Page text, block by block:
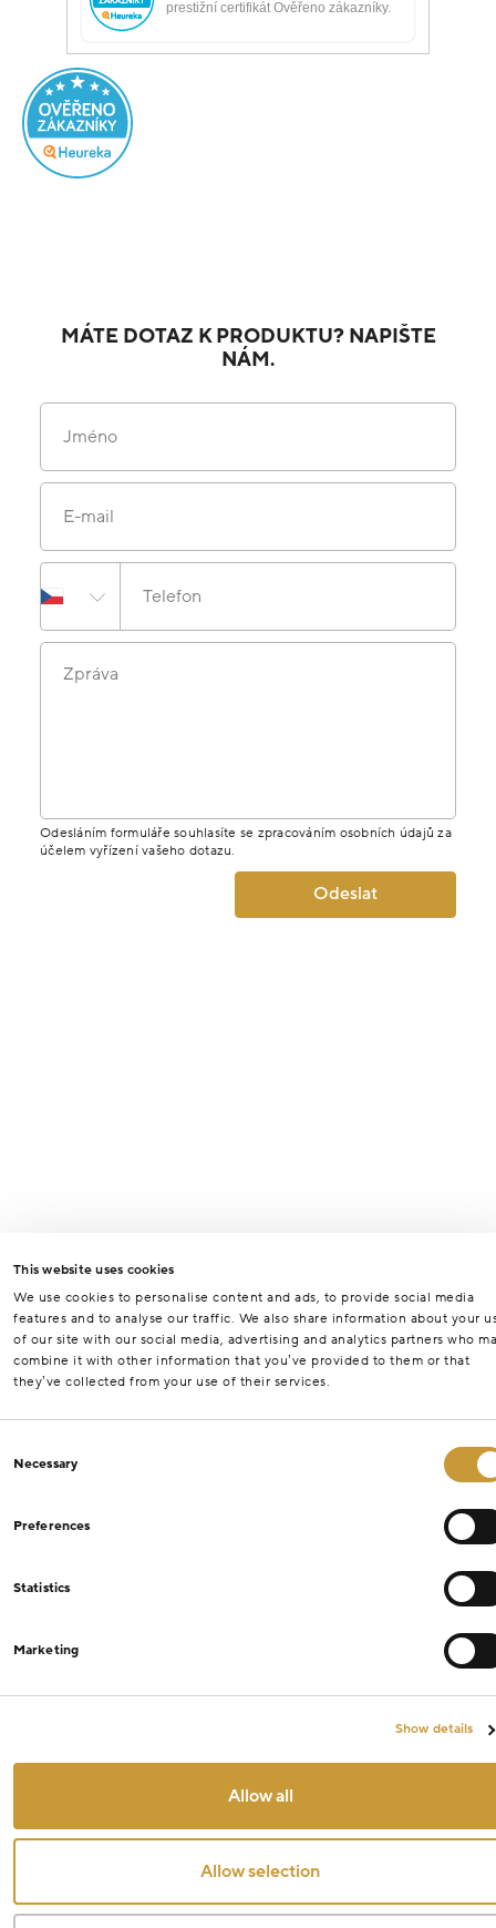
This website uses cookies
We use cookies to personalise content and ads, to provide social media
features and to analyse our traffic. We also share information about your
of our site with our social media, advertising and analytics partners who
combine it with other information that you’ve provided to them or that
they’ve collected from your use of their services.
Selection
Necessary
Preferences
Statistics
Marketing
Show details
Allow all
Allow selection
MÁTE DOTAZ K PRODUKTU? NAPIŠTE
NÁM.
Jméno
E-mail
Telefon
Zpráva
Odesláním formuláře souhlasíte se zpracováním osobních údajů za
účelem vyřízení vašeho dotazu.
Odeslat